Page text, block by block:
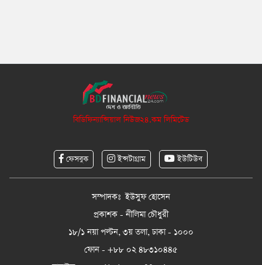
বিডিফিন্যান্সিয়াল নিউজ২৪.কম লিমিটেড
ফেসবুক ইন্সটাগ্রাম ইউটিউব
সম্পাদকঃ ইউসুফ হোসেন
প্রকাশক - নীলিমা চৌধুরী
১৮/১ নয়া পল্টন, ৩য় তলা, ঢাকা - ১০০০
ফোন - +৮৮ ০২ ৪৮৩১০৪৪৫